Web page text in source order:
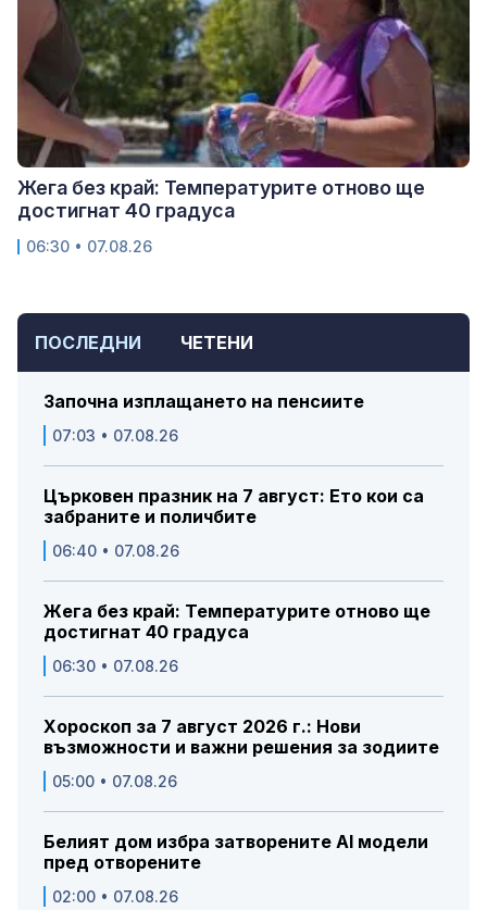
ПОСЛЕДНИ ЧЕТЕНИ
Започна изплащането на пенсиите
07:03 • 07.08.26
Църковен празник на 7 август: Ето кои са
забраните и поличбите
06:40 • 07.08.26
Жега без край: Температурите отново ще
достигнат 40 градуса
06:30 • 07.08.26
Хороскоп за 7 август 2026 г.: Нови
възможности и важни решения за зодиите
05:00 • 07.08.26
Белият дом избра затворените AI модели
пред отворените
02:00 • 07.08.26
Жега без край: Температурите отново ще
достигнат 40 градуса
06:30 • 07.08.26